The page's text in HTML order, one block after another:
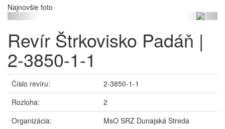
Najnovšie foto
Previous Next
Revír Štrkovisko Padáň |
2-3850-1-1
Číslo revíru:
2-3850-1-1
Rozloha:
2
Organizácia:
MsO SRZ Dunajská Streda